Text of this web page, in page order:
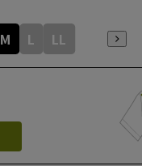
M L LL